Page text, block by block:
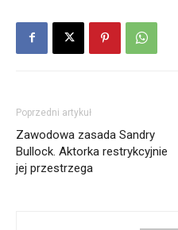
Poprzedni artykuł
Zawodowa zasada Sandry
Bullock. Aktorka restrykcyjnie
jej przestrzega